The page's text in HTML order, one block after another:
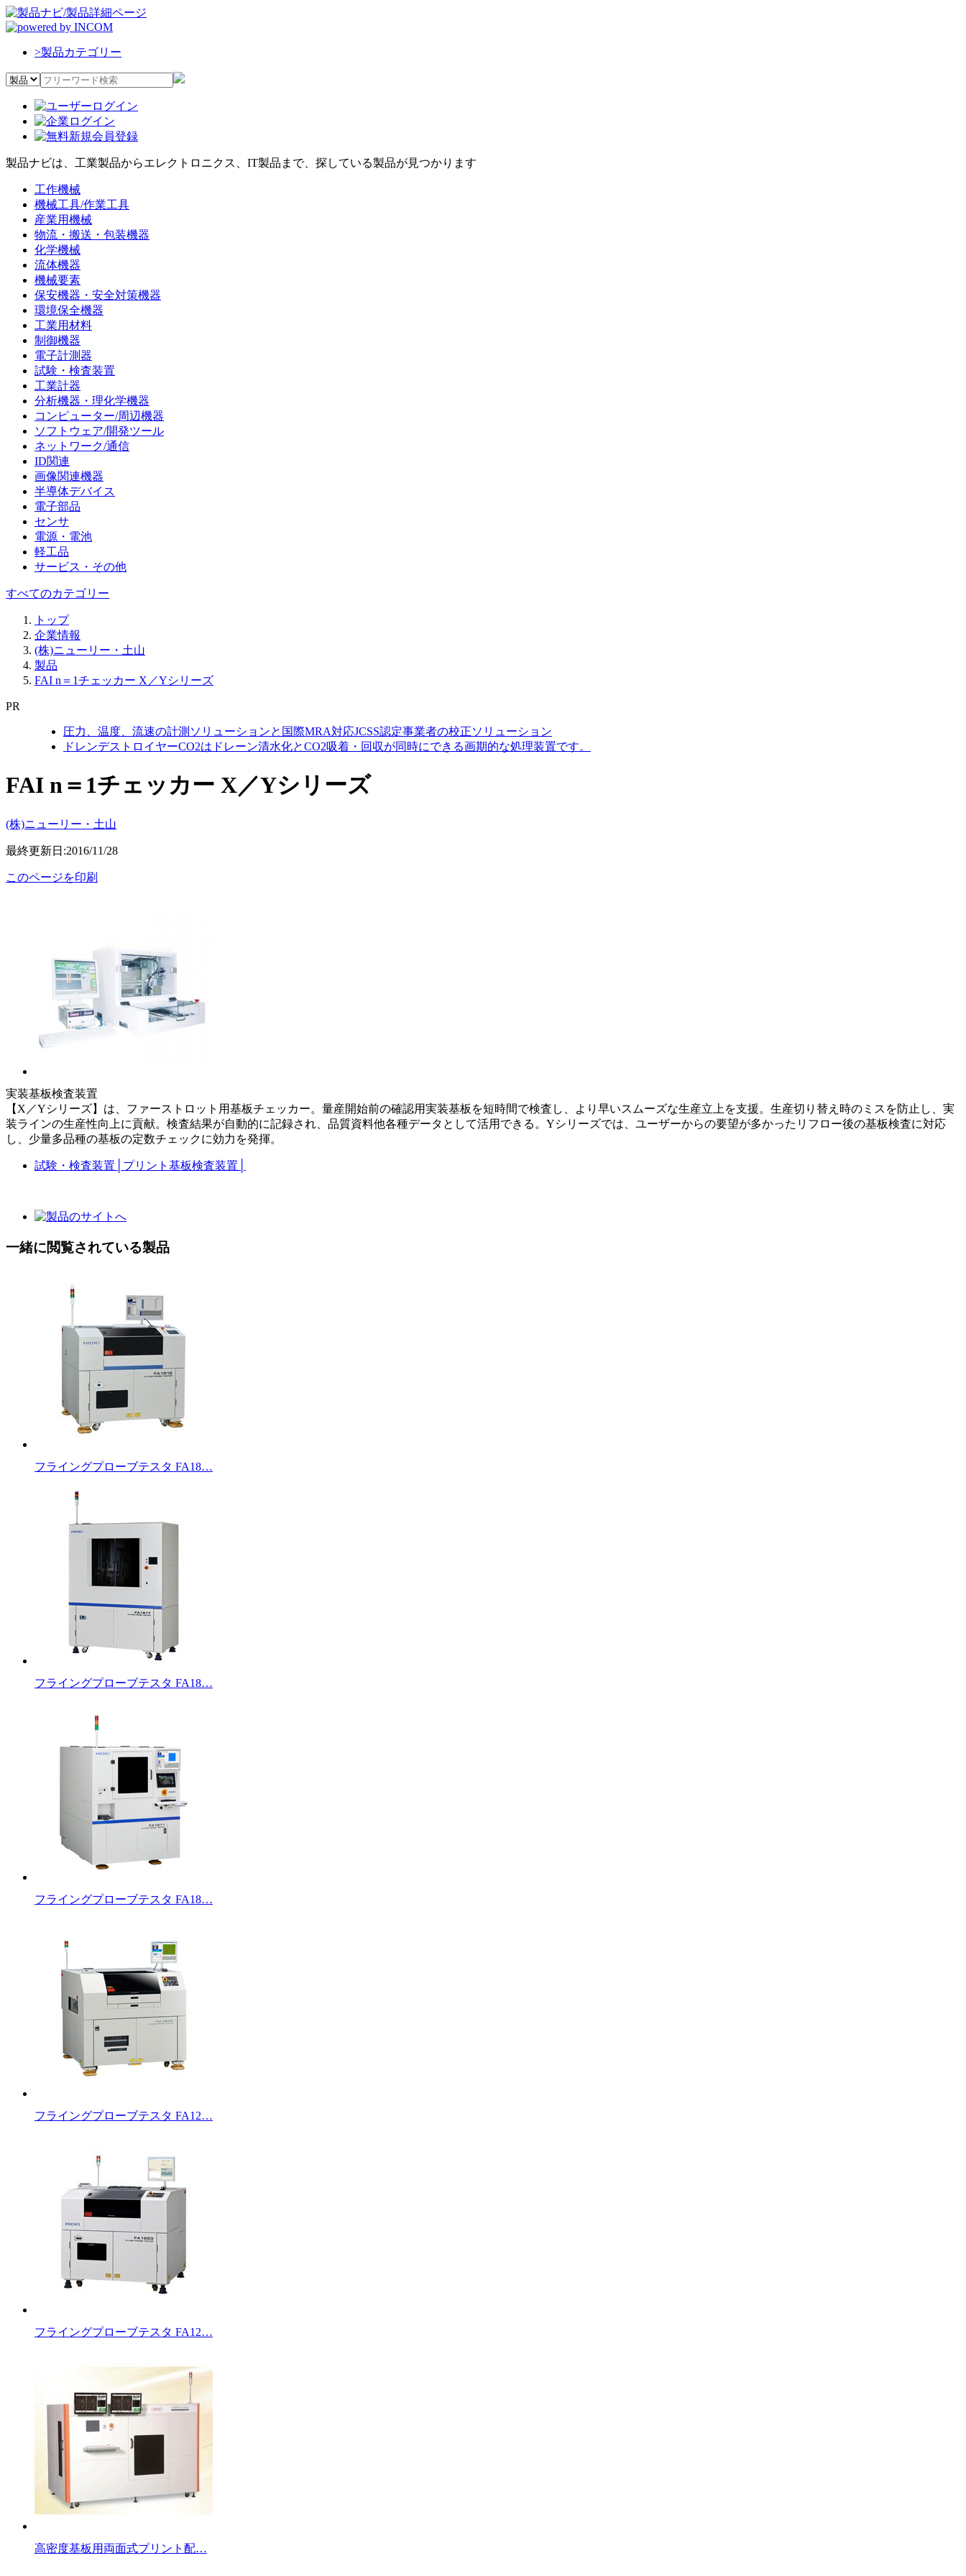
>製品カテゴリー
製品ナビは、工業製品からエレクトロニクス、IT製品まで、探している製品が見つかります
工作機械
機械工具/作業工具
産業用機械
物流・搬送・包装機器
化学機械
流体機器
機械要素
保安機器・安全対策機器
環境保全機器
工業用材料
制御機器
電子計測器
試験・検査装置
工業計器
分析機器・理化学機器
コンピューター/周辺機器
ソフトウェア/開発ツール
ネットワーク/通信
ID関連
画像関連機器
半導体デバイス
電子部品
センサ
電源・電池
軽工品
サービス・その他
すべてのカテゴリー
トップ
企業情報
(株)ニューリー・土山
製品
FAI n＝1チェッカー X／Yシリーズ
PR
圧力、温度、流速の計測ソリューションと国際MRA対応JCSS認定事業者の校正ソリューション
ドレンデストロイヤーCO2はドレーン清水化とCO2吸着・回収が同時にできる画期的な処理装置です。
FAI n＝1チェッカー X／Yシリーズ
(株)ニューリー・土山
最終更新日:2016/11/28
このページを印刷
実装基板検査装置
【X／Yシリーズ】は、ファーストロット用基板チェッカー。量産開始前の確認用実装基板を短時間で検査し、より早いスムーズな生産立上を支援。生産切り替え時のミスを防止し、実
装ラインの生産性向上に貢献。検査結果が自動的に記録され、品質資料他各種データとして活用できる。Yシリーズでは、ユーザーからの要望が多かったリフロー後の基板検査に対応
し、少量多品種の基板の定数チェックに効力を発揮。
試験・検査装置 プリント基板検査装置
一緒に閲覧されている製品
フライングプローブテスタ FA18…
フライングプローブテスタ FA18…
フライングプローブテスタ FA18…
フライングプローブテスタ FA12…
フライングプローブテスタ FA12…
高密度基板用両面式プリント配…